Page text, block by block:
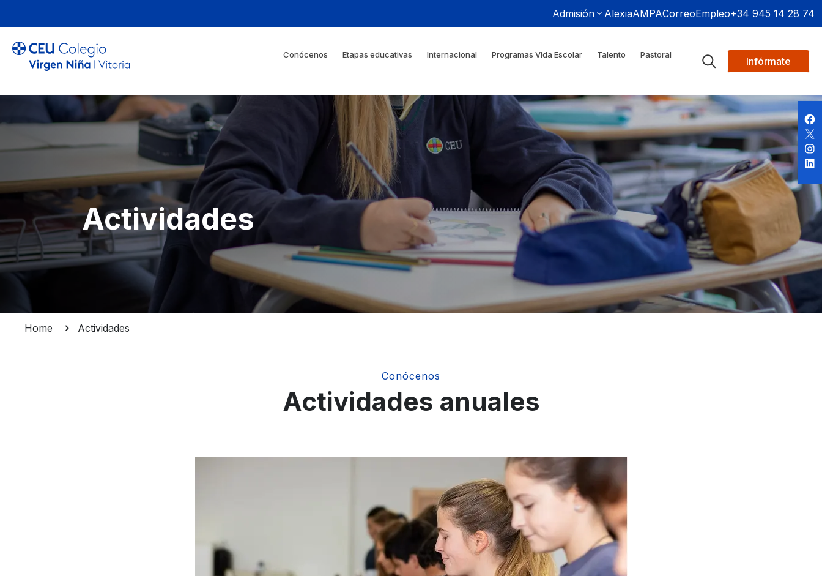
Admisión AlexiaAMPACorreoEmpleo+34 945 14 28 74
Conócenos Etapas educativas Internacional Programas Vida Escolar Talento Pastoral
Infórmate
Actividades
Home Actividades
Conócenos
Actividades anuales